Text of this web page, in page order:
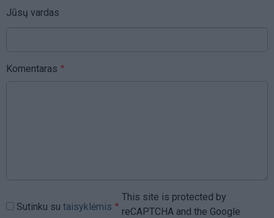
Jūsų vardas
Komentaras
Sutinku su taisyklėmis
This site is protected by
reCAPTCHA and the Google